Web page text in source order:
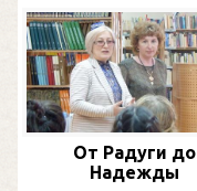
От Радуги до
Надежды